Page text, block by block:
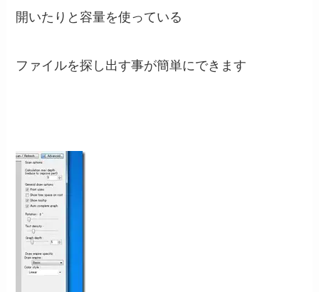
開いたりと容量を使っている
ファイルを探し出す事が簡単にできます